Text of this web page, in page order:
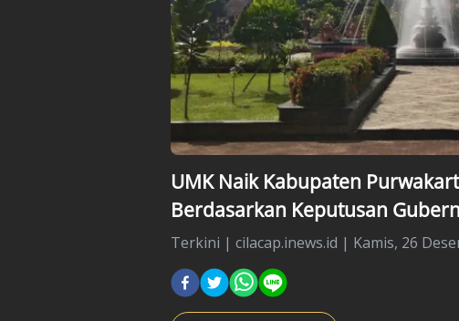
UMK Naik Kabupaten
Berdasarkan Keputusan
Terkini | cilacap.inews.id | Kamis, 26